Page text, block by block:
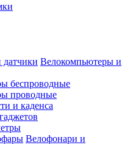
Велокомпьютеры и
беспроводные
проводные
и каденса
Велофонари и